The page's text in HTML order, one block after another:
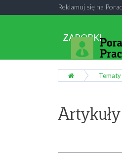
Reklamuj się na
ZAROBKI
Tematy